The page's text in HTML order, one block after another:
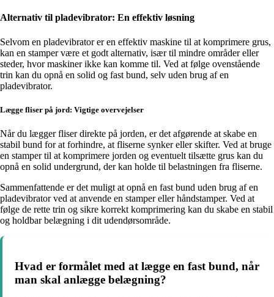
Alternativ til pladevibrator: En effektiv løsning
Selvom en pladevibrator er en effektiv maskine til at komprimere grus,
kan en stamper være et godt alternativ, især til mindre områder eller
steder, hvor maskiner ikke kan komme til. Ved at følge ovenstående
trin kan du opnå en solid og fast bund, selv uden brug af en
pladevibrator.
Lægge fliser på jord: Vigtige overvejelser
Når du lægger fliser direkte på jorden, er det afgørende at skabe en
stabil bund for at forhindre, at fliserne synker eller skifter. Ved at bruge
en stamper til at komprimere jorden og eventuelt tilsætte grus kan du
opnå en solid undergrund, der kan holde til belastningen fra fliserne.
Sammenfattende er det muligt at opnå en fast bund uden brug af en
pladevibrator ved at anvende en stamper eller håndstamper. Ved at
følge de rette trin og sikre korrekt komprimering kan du skabe en stabil
og holdbar belægning i dit udendørsområde.
Hvad er formålet med at lægge en fast bund, når
man skal anlægge belægning?